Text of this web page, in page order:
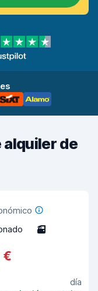
alquiler de
3
€
día